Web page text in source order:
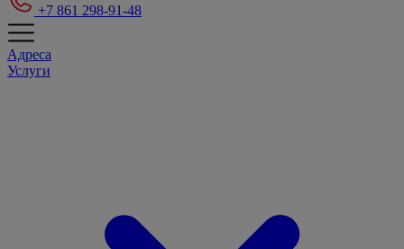
+7 861 298-91-48
Адреса
Услуги